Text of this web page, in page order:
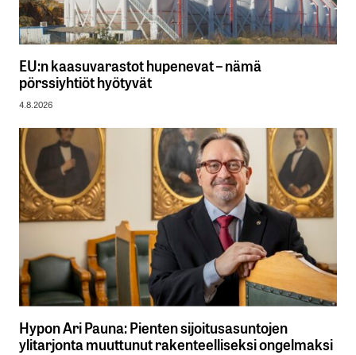
EU:n kaasuvarastot hupenevat – nämä
pörssiyhtiöt hyötyvät
4.8.2026
Hypon Ari Pauna: Pienten sijoitusasuntojen
ylitarjonta muuttunut rakenteelliseksi ongelmaksi